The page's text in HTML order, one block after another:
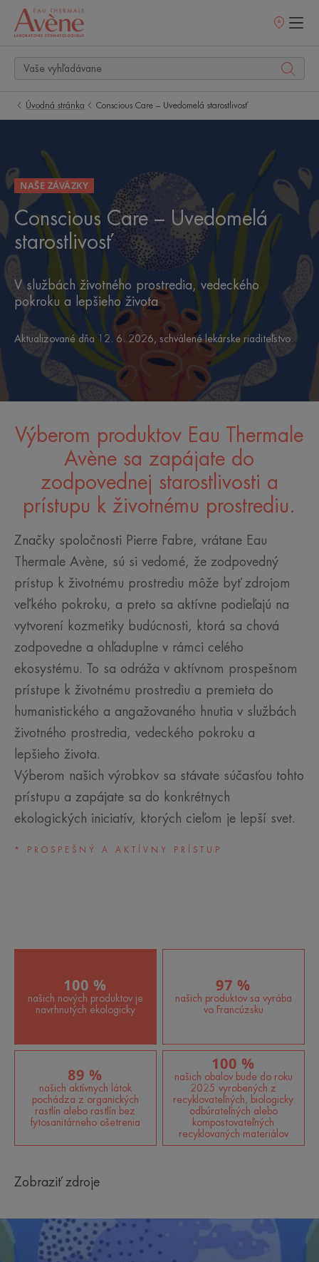
Predajné
Úvodná stránka Conscious Care – Uvedomelá starostlivosť
NAŠE ZÁVÄZKY
Conscious Care – Uvedomelá
starostlivosť
V službách životného prostredia, vedeckého
pokroku a lepšieho života
Aktualizované dňa12. 6. 2026 , schválenélekárske riaditeľstvo
Výberom produktov Eau Thermale
Avène sa zapájate do
zodpovednej starostlivosti a
prístupu k životnému prostrediu.
Značky spoločnosti Pierre Fabre, vrátane Eau
Thermale Avène, sú si vedomé, že zodpovedný
prístup k životnému prostrediu môže byť zdrojom
veľkého pokroku, a preto sa aktívne podieľajú na
vytvorení kozmetiky budúcnosti, ktorá sa chová
zodpovedne a ohľaduplne v rámci celého
ekosystému. To sa odráža v aktívnom prospešnom
prístupe k životnému prostrediu a premieta do
humanistického a angažovaného hnutia v službách
životného prostredia, vedeckého pokroku a
lepšieho života.
Výberom našich výrobkov sa stávate súčasťou tohto
prístupu a zapájate sa do konkrétnych
ekologických iniciatív, ktorých cieľom je lepší svet.
* PROSPEŠNÝ A AKTÍVNY PRÍSTUP
100 %
našich nových produktov je
navrhnutých ekologicky
97 %
našich produktov sa vyrába
vo Francúzsku
89 %
našich aktívnych látok
pochádza z organických
rastlín alebo rastlín bez
fytosanitárneho ošetrenia
100 %
našich obalov bude do roku
2025 vyrobených z
recyklovateľných, biologicky
odbúrateľných alebo
kompostovateľných
recyklovaných materiálov
Zobraziť zdroje